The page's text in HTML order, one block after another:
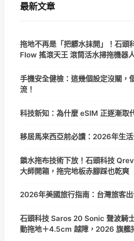
最新文章
拖地不再是「把髒水抹開」！石
Flow 搖滾天王 滾筒活水掃拖機器
手機安全健檢：這幾個設定沒關，
流！
科技新知：為什麼 eSIM 正逐漸取
移居馬來西亞前必讀：2026年生
鎖水拖布技術下放！石頭科技
大師開箱，拖完地板赤腳踩也乾爽
2026年美國旅行指南：台灣旅客
石頭科技 Saros 20 Sonic 聲波騎
動拖地＋4.5cm 越障，2026 旗艦